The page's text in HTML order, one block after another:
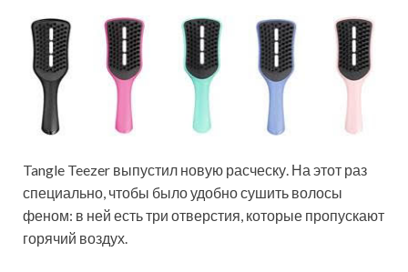
Tangle Teezer выпустил новую расческу. На этот раз
специально, чтобы было удобно сушить волосы
феном: в ней есть три отверстия, которые пропускают
горячий воздух.